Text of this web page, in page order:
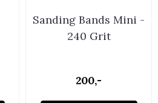
Sanding Bands Mini -
240 Grit
200,-